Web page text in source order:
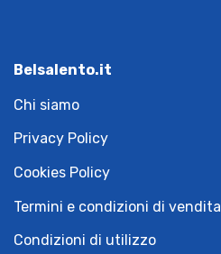
Belsalento.it
Chi siamo
Privacy Policy
Cookies Policy
Termini e condizioni di vendita
Condizioni di utilizzo